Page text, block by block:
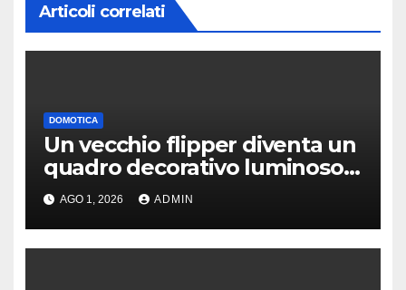
Articoli correlati
DOMOTICA
Un vecchio flipper diventa un
quadro decorativo luminoso e
smart
AGO 1, 2026 ADMIN